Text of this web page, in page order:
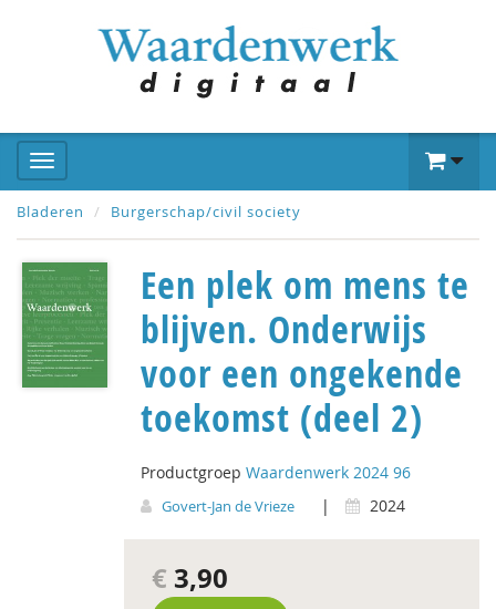
Bladeren Burgerschap/civil society
Een plek om mens te
blijven. Onderwijs
voor een ongekende
toekomst (deel 2)
Productgroep Waardenwerk 2024 96
Govert-Jan de Vrieze | 2024
€ 3,90